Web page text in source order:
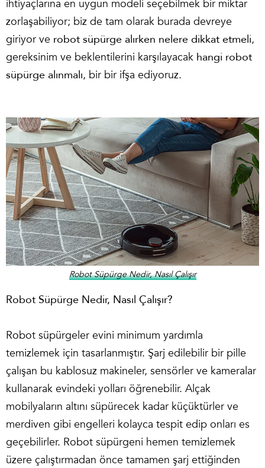
ihtiyaçlarına en uygun modeli seçebilmek bir miktar
zorlaşabiliyor; biz de tam olarak burada devreye
giriyor ve robot süpürge alırken nelere dikkat etmeli,
gereksinim ve beklentilerini karşılayacak hangi robot
süpürge alınmalı, bir bir ifşa ediyoruz.
Robot Süpürge Nedir, Nasıl Çalışır
Robot Süpürge Nedir, Nasıl Çalışır?
Robot süpürgeler evini minimum yardımla
temizlemek için tasarlanmıştır. Şarj edilebilir bir pille
çalışan bu kablosuz makineler, sensörler ve kameralar
kullanarak evindeki yolları öğrenebilir. Alçak
mobilyaların altını süpürecek kadar küçüktürler ve
merdiven gibi engelleri kolayca tespit edip onları es
geçebilirler. Robot süpürgeni hemen temizlemek
üzere çalıştırmadan önce tamamen şarj ettiğinden